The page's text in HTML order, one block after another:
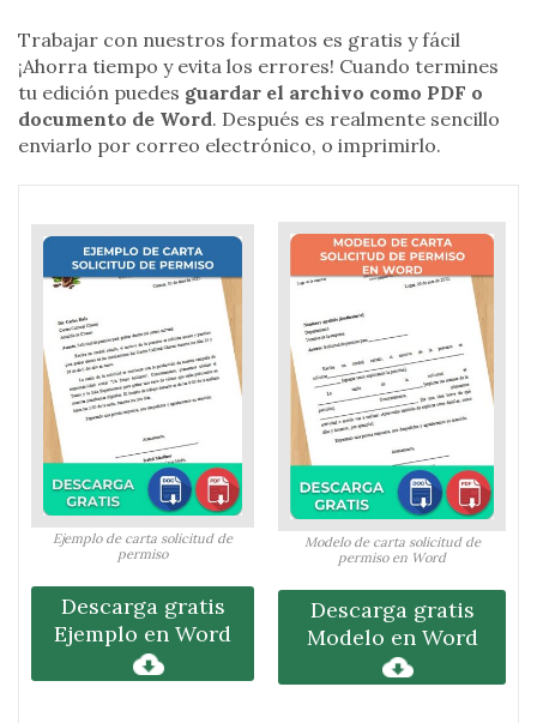
Trabajar con nuestros formatos es gratis y fácil
¡Ahorra tiempo y evita los errores! Cuando termines
tu edición puedes guardar el archivo como PDF o
documento de Word. Después es realmente sencillo
enviarlo por correo electrónico, o imprimirlo.
Ejemplo de carta solicitud de
permiso
Descarga gratis
Ejemplo en Word
Modelo de carta solicitud de
permiso en Word
Descarga gratis
Modelo en Word